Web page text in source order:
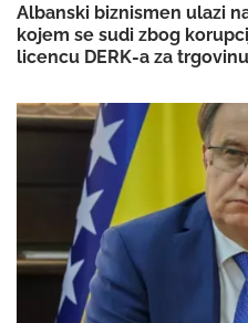
Albanski biznismen ulazi
kojem se sudi zbog
licencu DERK-a za